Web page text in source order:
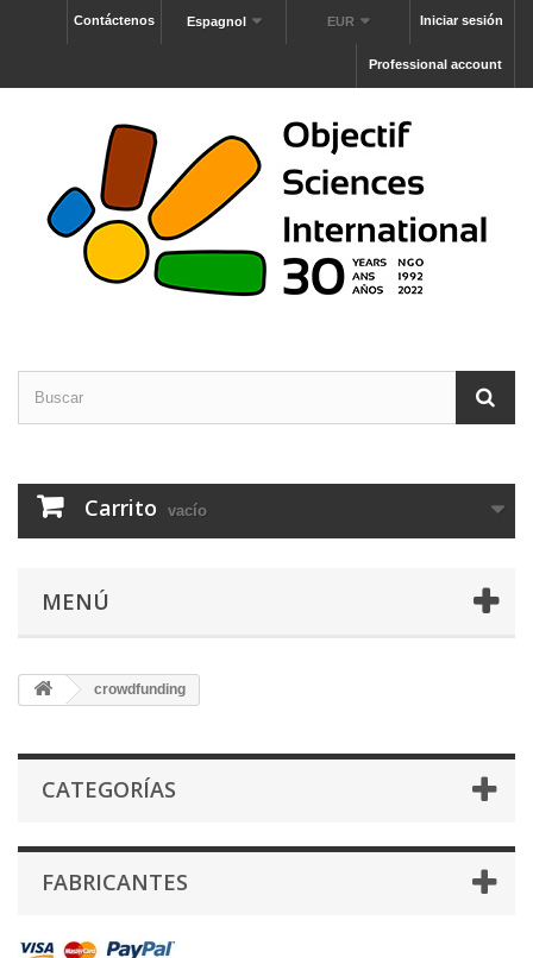
Iniciar sesión
EUR
Espagnol
Contáctenos
Professional account
Carrito vacío
MENÚ
crowdfunding
CATEGORÍAS
FABRICANTES